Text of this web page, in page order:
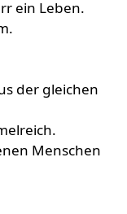
ein Leben.
der gleichen
Menschen